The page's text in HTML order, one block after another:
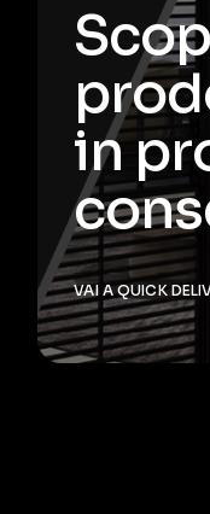
in
VAI A QUICK